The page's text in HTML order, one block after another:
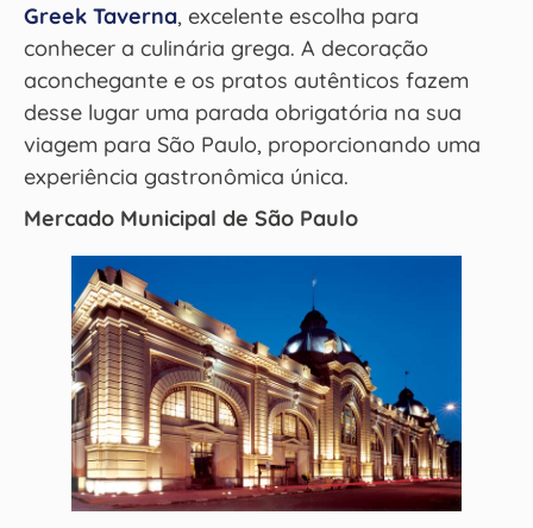
Greek Taverna, excelente escolha para
conhecer a culinária grega. A decoração
aconchegante e os pratos autênticos fazem
desse lugar uma parada obrigatória na sua
viagem para São Paulo, proporcionando uma
experiência gastronômica única.
Mercado Municipal de São Paulo